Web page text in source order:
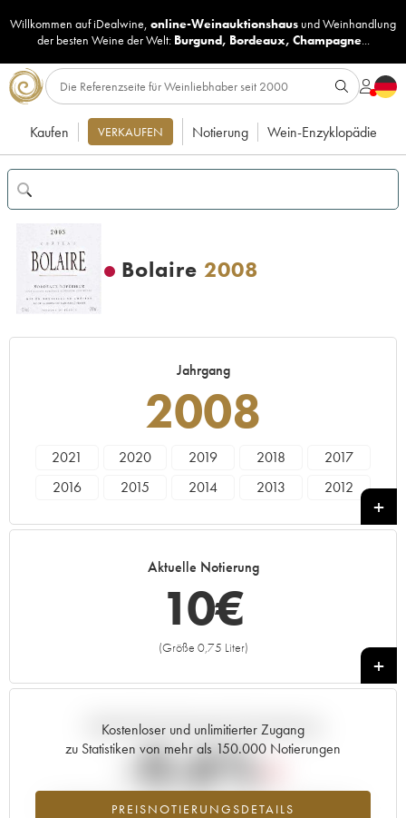
Willkommen auf iDealwine, online-Weinauktionshaus undWeinhandlung
der besten Weine der Welt: Burgund, Bordeaux, Champagne...
Kaufen VERKAUFEN Notierung Wein-Enzyklopädie
Bolaire 2008
Jahrgang
2008
2021 2020 2019 2018
2017
2016
2015 2014 2013
2012
Aktuelle Notierung
10€
(Größe 0,75 Liter)
+
Kostenloser und unlimitierter Zugang
zu Statistiken von mehr als 150.000 Notierungen
PREISNOTIERUNGSDETAILS
Aktuelle Entwicklung der Preisnotierung
-0.6%
Preisabfall des Jahrgangs 2008 im Jahr 2026 im Vergleich zum